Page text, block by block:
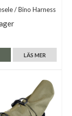
/ Bino Harness
LÄS MER